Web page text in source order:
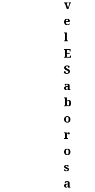
V
E
L
E
S
A
B
O
R
O
S
A